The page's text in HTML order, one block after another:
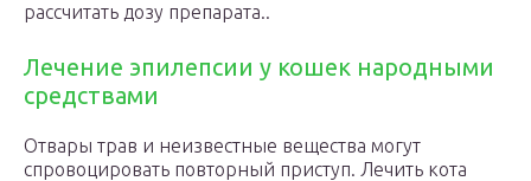
рассчитать дозу препарата..
Лечение эпилепсии у кошек народными
средствами
Отвары трав и неизвестные вещества могут
спровоцировать повторный приступ. Лечить кота